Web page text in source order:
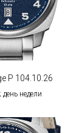
P 104.10.26
недели